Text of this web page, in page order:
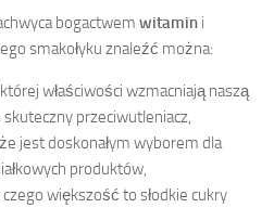
bogactwem witamin i
smakołyku znaleźć można:
właściwości wzmacniają naszą
skuteczny przeciwutleniacz,
jest doskonałym wyborem dla
produktów,
czego większość to słodkie cukry